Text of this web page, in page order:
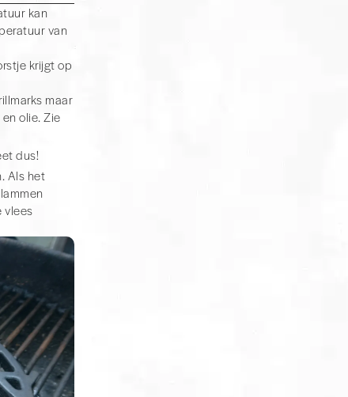
kan
van
krijgt op
maar
olie. Zie
dus!
Als het
vlees